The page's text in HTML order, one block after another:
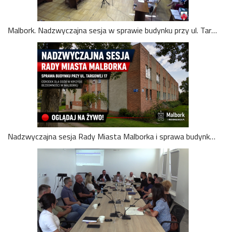
Malbork. Nadzwyczajna sesja w sprawie budynku przy ul. Targowej 17. Oglądaj na żywo
Nadzwyczajna sesja Rady Miasta Malborka i sprawa budynku przy ulicy Targowej. Oglądaj na żywo